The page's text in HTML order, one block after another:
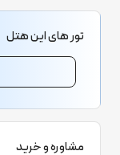
تور های این هتل
مشاوره و خرید